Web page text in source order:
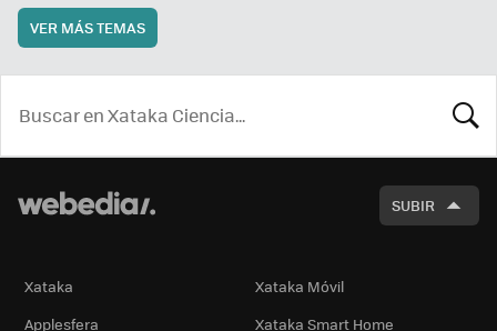
VER MÁS TEMAS
SUBIR
Xataka
Xataka Móvil
Applesfera
Xataka Smart Home